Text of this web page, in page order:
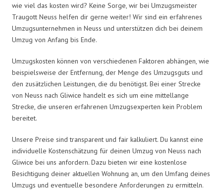
wie viel das kosten wird? Keine Sorge, wir bei Umzugsmeister
Traugott Neuss helfen dir gerne weiter! Wir sind ein erfahrenes
Umzugsunternehmen in Neuss und unterstützen dich bei deinem
Umzug von Anfang bis Ende.
Umzugskosten können von verschiedenen Faktoren abhängen, wie
beispielsweise der Entfernung, der Menge des Umzugsguts und
den zusätzlichen Leistungen, die du benötigst. Bei einer Strecke
von Neuss nach Gliwice handelt es sich um eine mittellange
Strecke, die unseren erfahrenen Umzugsexperten kein Problem
bereitet.
Unsere Preise sind transparent und fair kalkuliert. Du kannst eine
individuelle Kostenschätzung für deinen Umzug von Neuss nach
Gliwice bei uns anfordern. Dazu bieten wir eine kostenlose
Besichtigung deiner aktuellen Wohnung an, um den Umfang deines
Umzugs und eventuelle besondere Anforderungen zu ermitteln.